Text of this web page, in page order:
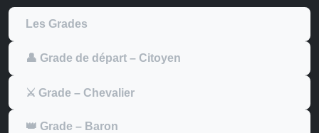
Les Grades
👤 Grade de départ – Citoyen
⚔️ Grade – Chevalier
👑 Grade – Baron